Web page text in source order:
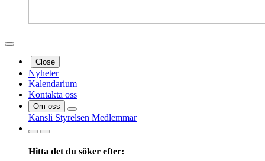
Close
Nyheter
Kalendarium
Kontakta oss
Om oss
Kansli Styrelsen Medlemmar
Hitta det du söker efter: